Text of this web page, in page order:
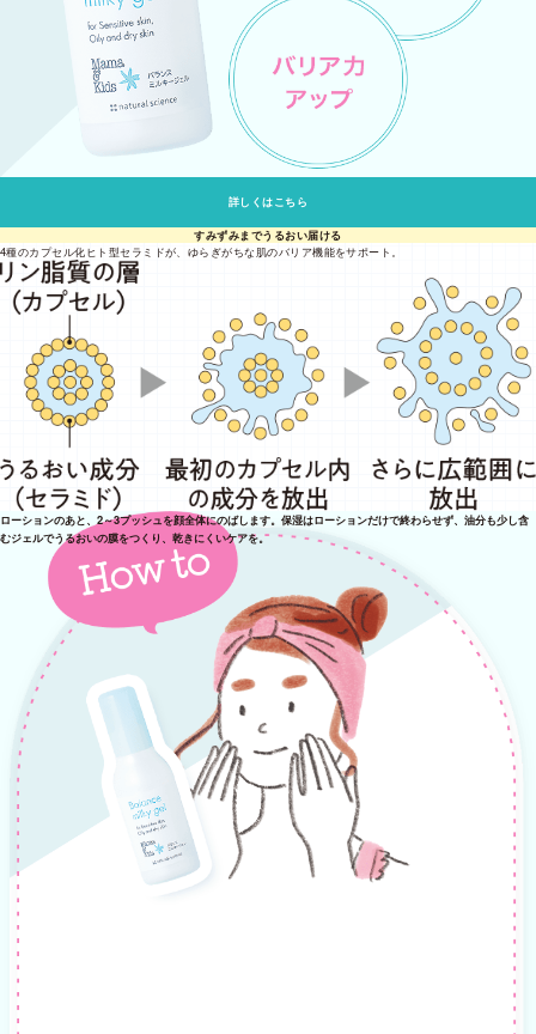
詳しくはこちら
すみずみまでうるおい届ける
4種のカプセル化ヒト型セラミドが、ゆらぎがちな肌のバリア機能をサポート。
ローションのあと、2～3プッシュを顔全体にのばします。保湿はローションだけで終わらせず、油分も少し含
むジェルでうるおいの膜をつくり、乾きにくいケアを。